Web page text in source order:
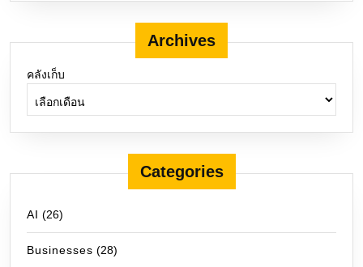
Archives
คลังเก็บ
Categories
AI (26)
Businesses (28)